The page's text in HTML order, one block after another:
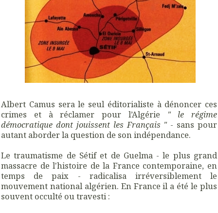
Albert Camus sera le seul éditorialiste à dénoncer ces
crimes et à réclamer pour l’Algérie
" le régime
démocratique dont jouissent les Français "- sans pour
autant aborder la question de son indépendance.
Le traumatisme de Sétif et de Guelma - le plus grand
massacre de l'histoire de la France contemporaine, en
temps de paix - radicalisa irréversiblement le
mouvement national algérien. En France il a été le plus
souvent occulté ou travesti :